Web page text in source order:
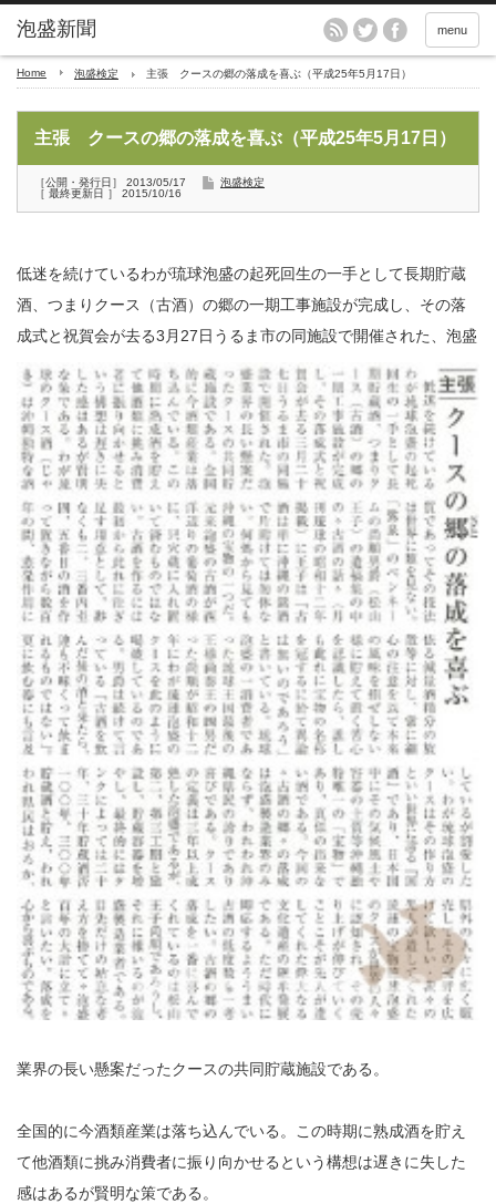
menu
Home 泡盛検定 主張 クースの郷の落成を喜ぶ（平成25年5月17日）
主張 クースの郷の落成を喜ぶ（平成25年5月17日）
［公開・発行日］ 2013/05/17
［ 最終更新日 ］ 2015/10/16
泡盛検定
低迷を続けているわが琉球泡盛の起死回生の一手として長期貯蔵
酒、つまりクース（古酒）の郷の一期工事施設が完成し、その落
成式と祝賀会が去る3月27日うるま市の同施設で開催された、 泡盛
業界の長い懸案だったクースの共同貯蔵施設である。
全国的に今酒類産業は落ち込んでいる。この時期に熟成酒を貯え
て他酒類に挑み消費者に振り向かせるという構想は遅きに失した
感はあるが賢明な策である。